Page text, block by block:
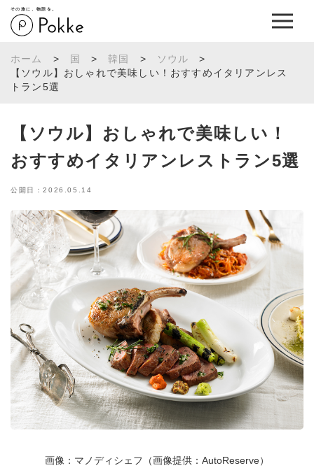
その旅に、物語を。
ホーム > 国 > 韓国 > ソウル
>
【ソウル】おしゃれで美味しい！おすすめイタリアンレス
トラン5選
【ソウル】おしゃれで美味しい！
おすすめイタリアンレストラン5選
公開日：2026.05.14
画像：マノディシェフ（画像提供：AutoReserve）